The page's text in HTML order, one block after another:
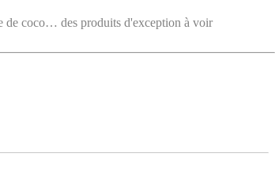
coco… des produits d'exception à voir